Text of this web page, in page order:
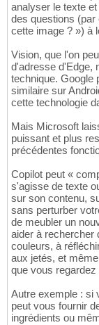
analyser le texte
des questions (par
cette image ? ») à
Vision, que l'on
d'adresse d'Edge,
technique. Google
similaire sur
cette technologie
Mais Microsoft
puissant et plus
précédentes
Copilot peut «
s'agisse de texte
sur son contenu,
sans perturber
de meubler un
aider à rechercher
couleurs, à
aux jetés, et
que vous regardez
Autre exemple : si
peut vous fournir
ingrédients ou